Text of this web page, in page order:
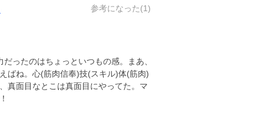
参考になった(1)
ったのはちょっといつもの感。まあ、
ばね。心(筋肉信奉)技(スキル)体(筋肉)
真面目なとこは真面目にやってた。マ